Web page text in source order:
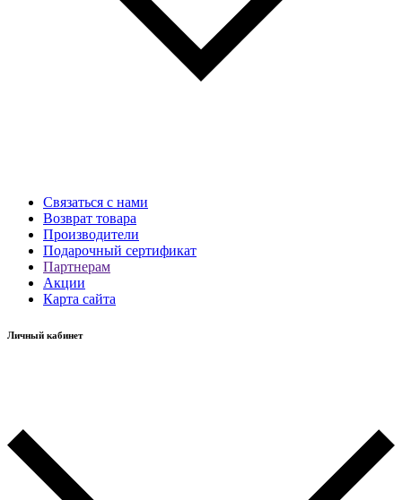
Связаться с нами
Возврат товара
Производители
Подарочный сертификат
Партнерам
Акции
Карта сайта
Личный кабинет